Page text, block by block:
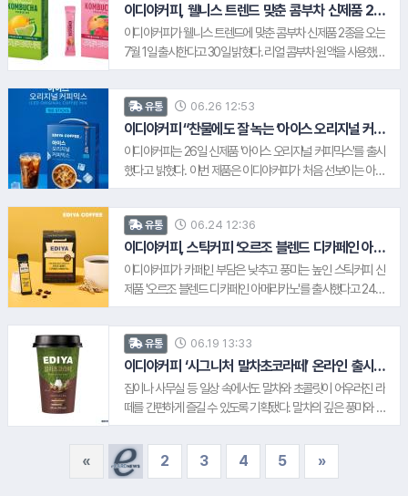
에서 즐기던 디저트 음료의 풍미를 집에서도 간편하게 즐길 수
있도록 구현한 것이 특징이다. 이디야커피 관계자는 "기존 스틱
라떼 3종(카페라떼, 바닐라라떼, 토피넛라떼)을 꾸준히 사랑해
주시는 고객들에게 다양한 선택지를 제공하고자 이번 디저트
라떼 2종을 출시하게 됐다"며 "앞으로도 고객의 취향과 소비 트
렌드를 반영한 다양한 플레이버를 지속적으로 선보이며 스틱커
피 라인업을 확대해 나갈 계획"이라고 말했다.
이디야커피, 웰니스 트렌드 맞춘 콤부차 신제품 2종
출시
이디야커피가 웰니스 트렌드에 맞춘 콤부차 신제품 2종을 오는
7월 1일 출시한다고 30일 밝혔다. 리얼 콤부차 원액을 사용했으
며, 프락토올리고당과 프로바이오틱스를 더해 제품의 차별화를
더했다. 출시 제품은 ▲디 오리지널 콤부차 프로바이오틱스 레
몬라임 ▲디 오리지널 콤부차 프로바이오틱스 피치베리 2종이
다. 이디야커피 관계자는 "최근 맛과 함께 성분을 고려하는 소비
자가 늘어나고 있는 만큼, 트렌드에 맞춘 콤부차 신제품을 선보
이게 됐다"며 "앞으로도 고객들의 다양한 취향과 라이프스타일
을 반영한 제품을 지속적으로 선보일 예정"이라고 말했다.
유통 06.26 12:53
이디야커피 “찬물에도 잘 녹는 ‘아이스 오리지널 커피
믹스’ 출시”
이디야커피는 26일 신제품 '아이스 오리지널 커피믹스'를 출시
했다고 밝혔다. 이번 제품은 이디야커피가 처음 선보이는 아이
스 콘셉트의 오리지널 커피믹스로, 더운 계절에도 간편하게 차
가운 커피믹스를 즐기려는 소비자 수요를 반영해 기획됐다. 제
품은 얼음을 넣어도 커피의 풍미가 쉽게 옅어지지 않도록 설계
됐다. 이디야커피 관계자는 "'아이스 오리지널 커피믹스'는 찬물
에서도 잘 녹는 편의성과 얼음을 넣어도 커피의 풍미를 유지할
수 있도록 기획한 제품"이라며 "앞으로도 소비자들의 다양한 음
용 방식과 계절별 수요를 반영한 제품을 선보일 계획"이라고 말
했다.
유통 06.24 12:36
이디야커피, 스틱커피 ‘오르조 블렌드 디카페인 아메
리카노’ 출시
이디야커피가 카페인 부담은 낮추고 풍미는 높인 스틱커피 신
제품 '오르조 블렌드 디카페인 아메리카노'를 출시했다고 24일
밝혔다. 이디야커피는 '맛있는 디카페인 커피'를 찾는 소비자와
건강을 관리하려는 '헬시플레저' 수요를 함께 겨냥했다. 오르조
(Orzo)는 볶은 보리를 활용한 원료로, 커피와 비슷한 로스팅 풍
미와 고소한 곡물향을 지닌 것이 특징이다. 이디야커피 관계자
는 "카페인 섭취를 줄이려는 소비자가 늘면서 디카페인 커피에
대한 선택 기준도 맛과 풍미, 건강 요소까지 확대되고 있다"며
"오르조 블렌드 디카페인 아메리카노가 카페인 부담 없이 맛있
는 커피를 즐기고 싶은 소비자에게 새로운 선택지가 되길 바란
다"고 말했다.
유통 06.19 13:33
이디야커피 ‘시그니처 말차초코라떼’ 온라인 출시…
말차와 초콜릿의 조화
집이나 사무실 등 일상 속에서도 말차와 초콜릿이 어우러진 라
떼를 간편하게 즐길 수 있도록 기획됐다. 말차의 깊은 풍미와 부
담스럽지 않은 단맛의 균형을 완성해 누구나 편안하게 즐길 수
있도록 했다. 이디야커피 관계자는 "이번 신제품은 카페에서 즐
기던 프리미엄 디저트 음료를 언제 어디서나 간편하게 즐길 수
있도록 기획한 제품"이라며 "앞으로도 소비자들의 일상에서 다
« 2 3 4 5 »
6.신한저축은행
3.흥국생명
잠바주스
2.chanel